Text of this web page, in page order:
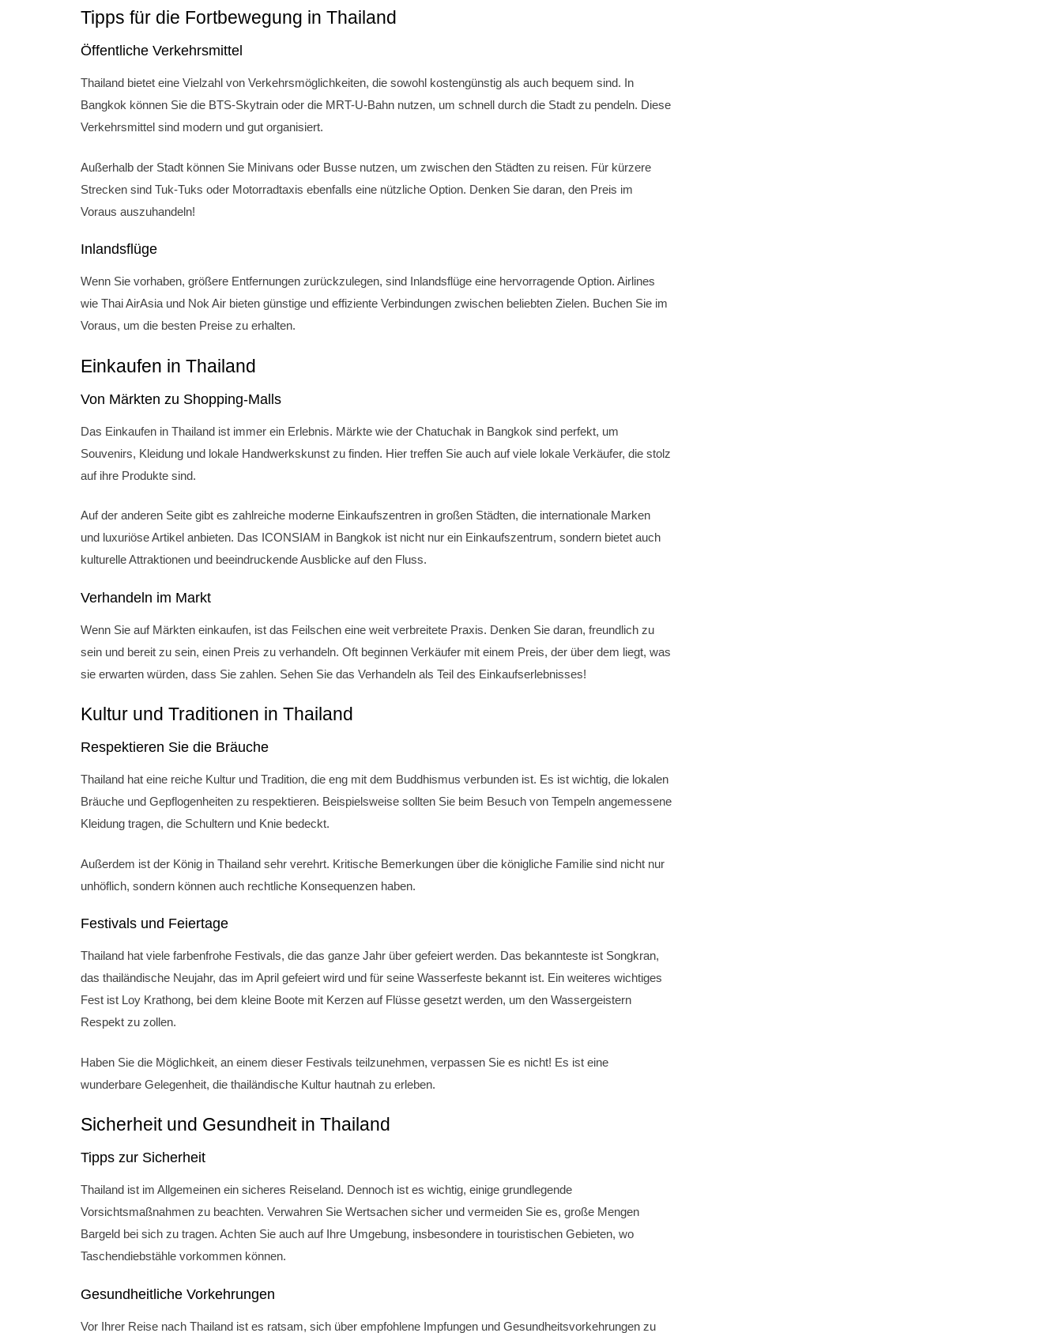
Tipps für die Fortbewegung in Thailand
Öffentliche Verkehrsmittel
Thailand bietet eine Vielzahl von Verkehrsmöglichkeiten, die sowohl kostengünstig als auch bequem sind. In
Bangkok können Sie die BTS-Skytrain oder die MRT-U-Bahn nutzen, um schnell durch die Stadt zu pendeln. Diese
Verkehrsmittel sind modern und gut organisiert.
Außerhalb der Stadt können Sie Minivans oder Busse nutzen, um zwischen den Städten zu reisen. Für kürzere
Strecken sind Tuk-Tuks oder Motorradtaxis ebenfalls eine nützliche Option. Denken Sie daran, den Preis im
Voraus auszuhandeln!
Inlandsflüge
Wenn Sie vorhaben, größere Entfernungen zurückzulegen, sind Inlandsflüge eine hervorragende Option. Airlines
wie Thai AirAsia und Nok Air bieten günstige und effiziente Verbindungen zwischen beliebten Zielen. Buchen Sie im
Voraus, um die besten Preise zu erhalten.
Einkaufen in Thailand
Von Märkten zu Shopping-Malls
Das Einkaufen in Thailand ist immer ein Erlebnis. Märkte wie der Chatuchak in Bangkok sind perfekt, um
Souvenirs, Kleidung und lokale Handwerkskunst zu finden. Hier treffen Sie auch auf viele lokale Verkäufer, die stolz
auf ihre Produkte sind.
Auf der anderen Seite gibt es zahlreiche moderne Einkaufszentren in großen Städten, die internationale Marken
und luxuriöse Artikel anbieten. Das ICONSIAM in Bangkok ist nicht nur ein Einkaufszentrum, sondern bietet auch
kulturelle Attraktionen und beeindruckende Ausblicke auf den Fluss.
Verhandeln im Markt
Wenn Sie auf Märkten einkaufen, ist das Feilschen eine weit verbreitete Praxis. Denken Sie daran, freundlich zu
sein und bereit zu sein, einen Preis zu verhandeln. Oft beginnen Verkäufer mit einem Preis, der über dem liegt, was
sie erwarten würden, dass Sie zahlen. Sehen Sie das Verhandeln als Teil des Einkaufserlebnisses!
Kultur und Traditionen in Thailand
Respektieren Sie die Bräuche
Thailand hat eine reiche Kultur und Tradition, die eng mit dem Buddhismus verbunden ist. Es ist wichtig, die lokalen
Bräuche und Gepflogenheiten zu respektieren. Beispielsweise sollten Sie beim Besuch von Tempeln angemessene
Kleidung tragen, die Schultern und Knie bedeckt.
Außerdem ist der König in Thailand sehr verehrt. Kritische Bemerkungen über die königliche Familie sind nicht nur
unhöflich, sondern können auch rechtliche Konsequenzen haben.
Festivals und Feiertage
Thailand hat viele farbenfrohe Festivals, die das ganze Jahr über gefeiert werden. Das bekannteste ist Songkran,
das thailändische Neujahr, das im April gefeiert wird und für seine Wasserfeste bekannt ist. Ein weiteres wichtiges
Fest ist Loy Krathong, bei dem kleine Boote mit Kerzen auf Flüsse gesetzt werden, um den Wassergeistern
Respekt zu zollen.
Haben Sie die Möglichkeit, an einem dieser Festivals teilzunehmen, verpassen Sie es nicht! Es ist eine
wunderbare Gelegenheit, die thailändische Kultur hautnah zu erleben.
Sicherheit und Gesundheit in Thailand
Tipps zur Sicherheit
Thailand ist im Allgemeinen ein sicheres Reiseland. Dennoch ist es wichtig, einige grundlegende
Vorsichtsmaßnahmen zu beachten. Verwahren Sie Wertsachen sicher und vermeiden Sie es, große Mengen
Bargeld bei sich zu tragen. Achten Sie auch auf Ihre Umgebung, insbesondere in touristischen Gebieten, wo
Taschendiebstähle vorkommen können.
Gesundheitliche Vorkehrungen
Vor Ihrer Reise nach Thailand ist es ratsam, sich über empfohlene Impfungen und Gesundheitsvorkehrungen zu